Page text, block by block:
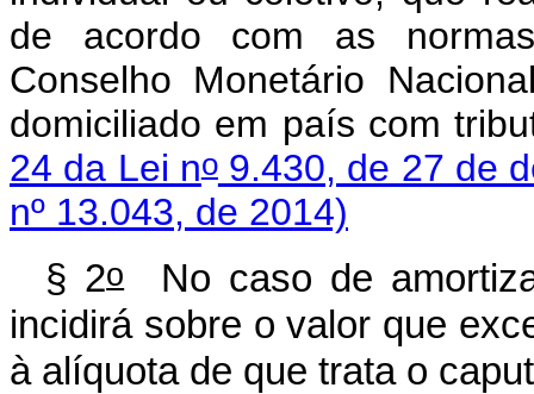
de acordo com as
Conselho Monetário
domiciliado em país com
24 da Lei no9.430, de 27 de
nº 13.043, de 2014)
§ 2oNo caso de
incidirá sobre o valor que
à alíquota de que trata o